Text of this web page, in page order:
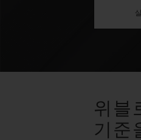
위블
기준